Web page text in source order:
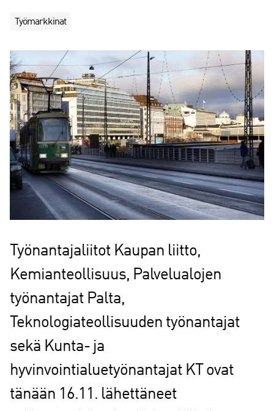
Työmarkkinat
Työnantajaliitot Kaupan liitto,
Kemianteollisuus, Palvelualojen
työnantajat Palta,
Teknologiateollisuuden työnantajat
sekä Kunta- ja
hyvinvointialuetyönantajat KT ovat
tänään 16.11. lähettäneet